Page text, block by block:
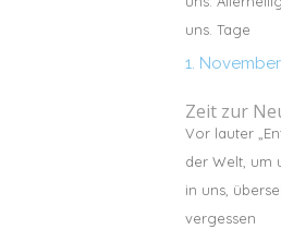
uns. Tage
1.
Zeit zur
Vor lauter
der Welt, um
in uns,
vergessen